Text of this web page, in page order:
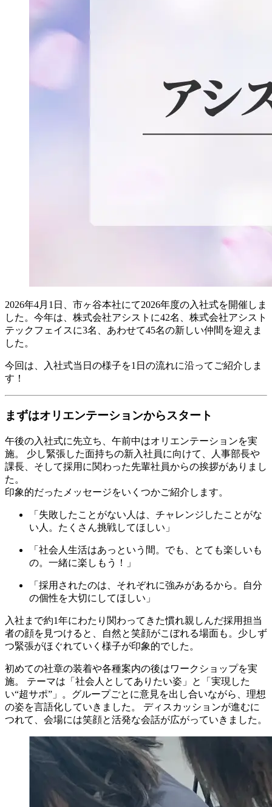
2026年4月1日、市ヶ谷本社にて2026年度の入社式を開催しま
した。今年は、株式会社アシストに42名、株式会社アシスト
テックフェイスに3名、あわせて45名の新しい仲間を迎えま
した。
今回は、入社式当日の様子を1日の流れに沿ってご紹介しま
す！
まずはオリエンテーションからスタート
午後の入社式に先立ち、午前中はオリエンテーションを実
施。 少し緊張した面持ちの新入社員に向けて、人事部長や
課長、そして採用に関わった先輩社員からの挨拶がありまし
た。
印象的だったメッセージをいくつかご紹介します。
「失敗したことがない人は、チャレンジしたことがな
い人。たくさん挑戦してほしい」
「社会人生活はあっという間。でも、とても楽しいも
の。一緒に楽しもう！」
「採用されたのは、それぞれに強みがあるから。自分
の個性を大切にしてほしい」
入社まで約1年にわたり関わってきた慣れ親しんだ採用担当
者の顔を見つけると、自然と笑顔がこぼれる場面も。少しず
つ緊張がほぐれていく様子が印象的でした。
初めての社章の装着や各種案内の後はワークショップを実
施。 テーマは「社会人としてありたい姿」と「実現した
い“超サポ”」。グループごとに意見を出し合いながら、理想
の姿を言語化していきました。 ディスカッションが進むに
つれて、会場には笑顔と活発な会話が広がっていきました。